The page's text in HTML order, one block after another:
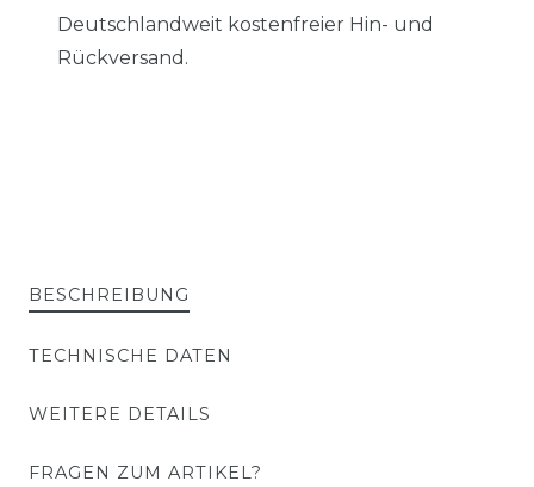
Deutschlandweit kostenfreier Hin- und
Rückversand.
BESCHREIBUNG
TECHNISCHE DATEN
WEITERE DETAILS
FRAGEN ZUM ARTIKEL?